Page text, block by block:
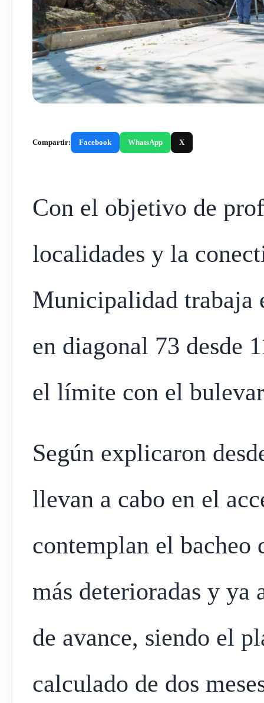
Compartir: Facebook WhatsApp X
Con el objetivo de
localidades y la
Municipalidad trabaja
en diagonal 73 desde
el límite con el
Según explicaron
llevan a cabo en el
contemplan el bacheo
más deterioradas y ya
de avance, siendo el
calculado de dos